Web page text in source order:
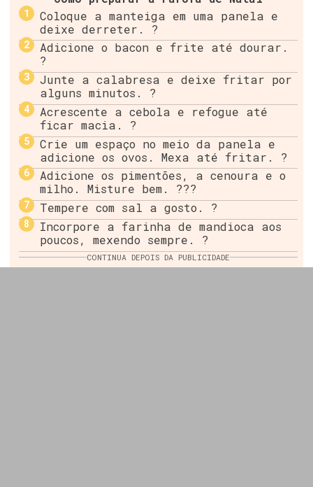
Coloque a manteiga em uma panela e
deixe derreter. ?
Adicione o bacon e frite até dourar.
?
Junte a calabresa e deixe fritar por
alguns minutos. ?
Acrescente a cebola e refogue até
ficar macia. ?
Crie um espaço no meio da panela e
adicione os ovos. Mexa até fritar. ?
Adicione os pimentões, a cenoura e o
milho. Misture bem. ???
Tempere com sal a gosto. ?
Incorpore a farinha de mandioca aos
poucos, mexendo sempre. ?
CONTINUA DEPOIS DA PUBLICIDADE